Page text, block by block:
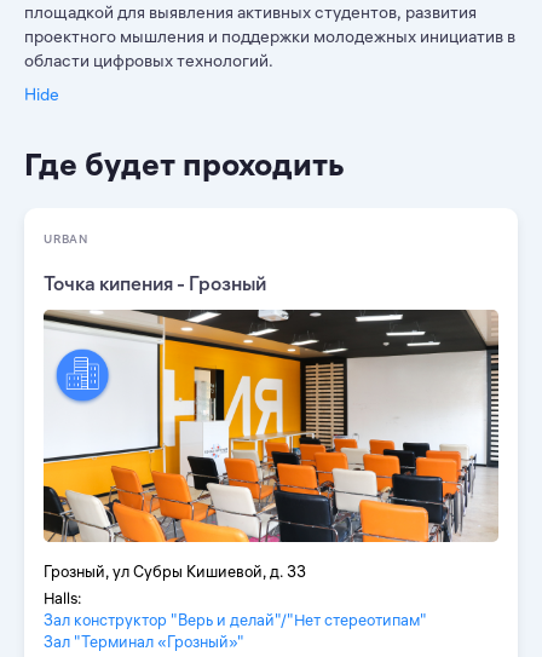
площадкой для выявления активных студентов, развития
проектного мышления и поддержки молодежных инициатив в
области цифровых технологий.
Hide
Где будет проходить
URBAN
Точка кипения - Грозный
Грозный, ул Субры Кишиевой, д. 33
Halls:
Зал конструктор "Верь и делай"/"Нет стереотипам"
Зал "Терминал «Грозный»"